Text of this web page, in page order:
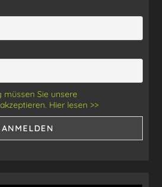
müssen Sie unsere
Hier lesen >>